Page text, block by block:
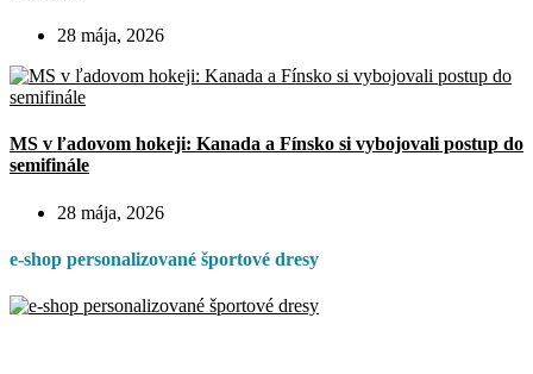
28 mája, 2026
MS v ľadovom hokeji: Kanada a Fínsko si vybojovali postup do
semifinále
28 mája, 2026
e-shop personalizované športové dresy